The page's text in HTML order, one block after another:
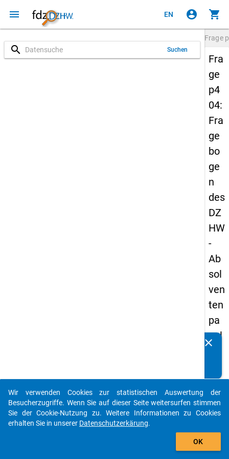
menu EN account_circle shopping_cart
search Suchen
Frage
Fra
ge
p4
04:
Fra
ge
bo
ge
n
des
DZ
HW
-
Ab
sol
ven
ten
pa
nel
09
-
drit
clear
auto_stories
add_shopping_cart
Wir verwenden Cookies zur statistischen Auswertung der
Besucherzugriffe. Wenn Sie auf dieser Seite weitersurfen stimmen
Sie der Cookie-Nutzung zu. Weitere Informationen zu Cookies
erhalten Sie in unserer Datenschutzerkärung.
OK